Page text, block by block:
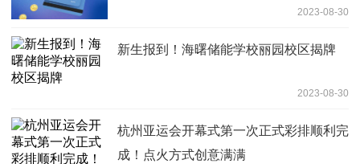
2023-08-30
新生报到！海曙储能学校丽园校区揭牌
2023-08-30
杭州亚运会开幕式第一次正式彩排顺利完
成！点火方式创意满满